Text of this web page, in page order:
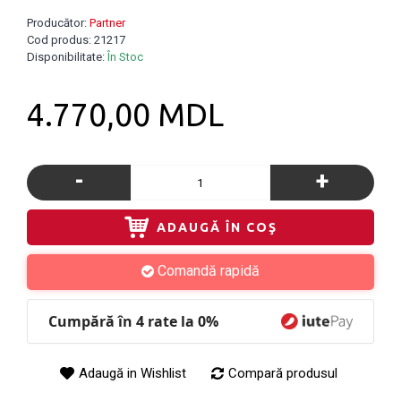
Producător: Partner
Cod produs: 21217
Disponibilitate: În Stoc
4.770,00 MDL
- +
ADAUGĂ ÎN COŞ
Comandă rapidă
Cumpără în 4 rate la 0%
Adaugă in Wishlist Compară produsul